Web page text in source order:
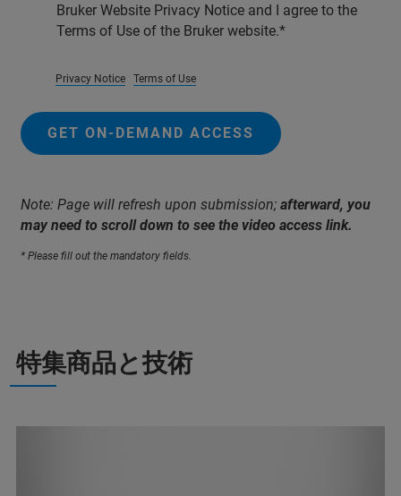
Bruker Website Privacy Notice and I agree to the
Terms of Use of the Bruker website.
Privacy Notice Terms of Use
GET ON-DEMAND ACCESS
Note: Page will refresh upon submission; afterward, you
may need to scroll down to see the video access link.
* Please fill out the mandatory fields.
特集商品と技術